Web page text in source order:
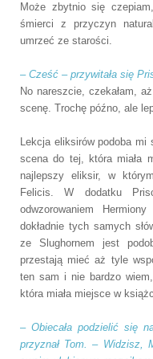
Może zbytnio się
śmierci z przyczyn
umrzeć ze starości.
– Cześć – przywitała się
No nareszcie, czekałam,
scenę. Trochę późno, ale
Lekcja eliksirów podoba
scena do tej, która miała
najlepszy eliksir, w
Felicis. W dodatku
odwzorowaniem
dokładnie tych samych
ze Slughornem jest
przestają mieć aż tyle
ten sam i nie bardzo
która miała miejsce w
– Obiecała podzielić się
przyznał Tom. – Widzisz,